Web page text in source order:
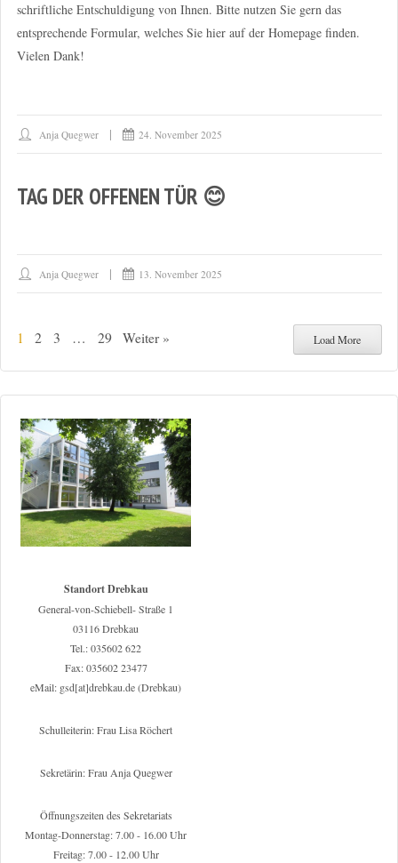
schriftliche Entschuldigung von Ihnen. Bitte nutzen Sie gern das
entsprechende Formular, welches Sie hier auf der Homepage finden.
Vielen Dank!
Anja Quegwer 24. November 2025
TAG DER OFFENEN TÜR 😊
Anja Quegwer 13. November 2025
1 2 3 … 29 Weiter » Load More
Standort Drebkau
General-von-Schiebell- Straße 1
03116 Drebkau
Tel.: 035602 622
Fax: 035602 23477
eMail: gsd[at]drebkau.de (Drebkau)
Schulleiterin: Frau Lisa Röchert
Sekretärin: Frau Anja Quegwer
Öffnungszeiten des Sekretariats
Montag-Donnerstag: 7.00 - 16.00 Uhr
Freitag: 7.00 - 12.00 Uhr